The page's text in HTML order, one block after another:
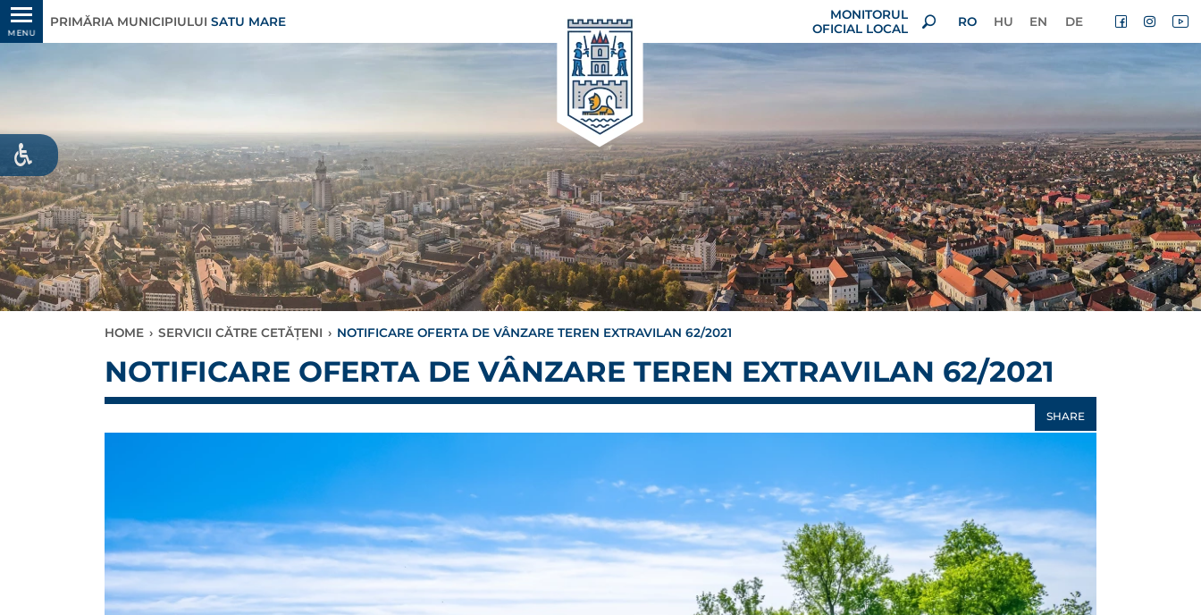
MENU
PRIMĂRIA MUNICIPIULUI SATU MARE
MONITORUL
OFICIAL LOCAL
RO HU EN DE
HOME › SERVICII CĂTRE CETĂȚENI › NOTIFICARE OFERTA DE VÂNZARE TEREN EXTRAVILAN 62/2021
NOTIFICARE OFERTA DE VÂNZARE TEREN EXTRAVILAN 62/2021
SHARE